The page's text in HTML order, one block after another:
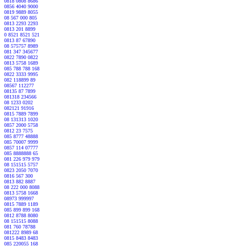
0856 4040 9000
0819 9889 8055
08 567 000 805
0813 2293 2293
0813 201 8899
0 8521 8521 521
0813 87 67890
08 575757 8989
081 347 345677
0822 7890 0822
0813 5758 1689
085 788 788 168
0822 3333 9995
082 118899 89
08567 112277
08135 87 7899
081318 234566
08 1233 0202
082121 91916
0815 7889 7899
08 131313 1020
0857 2000 5758
0812 23 7575
085 8777 48888
085 70007 9999
0857 114 07777
085 8888888 65
081 226 979 979
08 151515 5757
0823 2050 7070
0816 567 300
0813 882 8887
08 222 000 8088
0813 5758 1668
08973 999997
0815 7889 1189
085 899 899 168
0812 8788 8080
08 151515 8088
081 760 78788
081222 8989 68
0815 8483 8483
085 220055 168